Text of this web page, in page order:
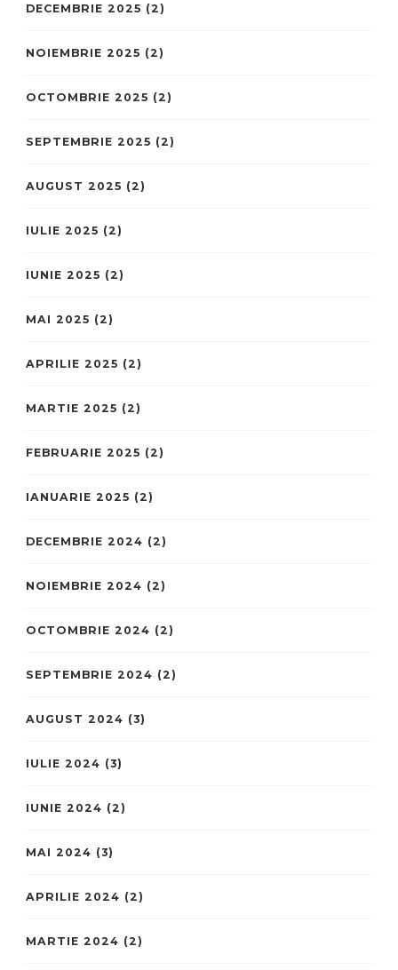
DECEMBRIE 2025 (2)
NOIEMBRIE 2025 (2)
OCTOMBRIE 2025 (2)
SEPTEMBRIE 2025 (2)
AUGUST 2025 (2)
IULIE 2025 (2)
IUNIE 2025 (2)
MAI 2025 (2)
APRILIE 2025 (2)
MARTIE 2025 (2)
FEBRUARIE 2025 (2)
IANUARIE 2025 (2)
DECEMBRIE 2024 (2)
NOIEMBRIE 2024 (2)
OCTOMBRIE 2024 (2)
SEPTEMBRIE 2024 (2)
AUGUST 2024 (3)
IULIE 2024 (3)
IUNIE 2024 (2)
MAI 2024 (3)
APRILIE 2024 (2)
MARTIE 2024 (2)